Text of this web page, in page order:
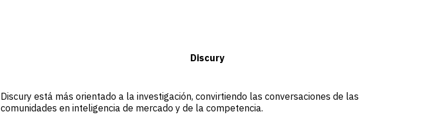
Discury
Discury está más orientado a la investigación, convirtiendo las conversaciones de las
comunidades en inteligencia de mercado y de la competencia.